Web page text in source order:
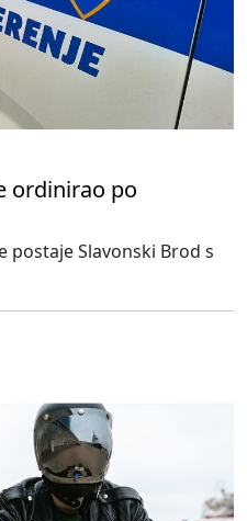
ordinirao po
postaje Slavonski Brod s